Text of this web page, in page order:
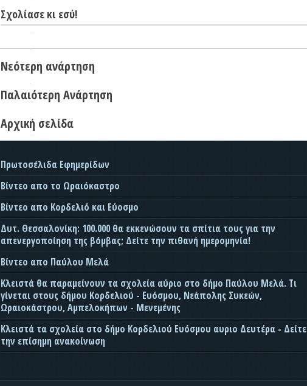
Σχολίασε κι εσύ!
Νεότερη ανάρτηση
Παλαιότερη Ανάρτηση
Αρχική σελίδα
Πρωτοσέλιδα Εφημερίδων
Βίντεο απο το Ωραιόκαστρο
Βίντεο απο Κορδελιό και Εύοσμο
Δυτ. Θεσσαλονίκη: 100.000 θα εκκενώσουν τα σπίτια τους για την
απενεργοποίηση της βόμβας; Δείτε την πιθανή ημερομηνία!
Βίντεο απο Παύλου Μελά
Κλειστά θα παραμείνουν τα σχολεία αύριο στο δήμο Παύλου Μελά. Τι
γίνεται στους δήμου Κορδελιού - Ευόσμου, Νεάπολης Συκεών,
Ωραιοκάστρου, Αμπελοκήπων - Μενεμένης
Κλειστά τα σχολεία στο δήμο Κορδελιού Ευόσμου αυριο Δευτέρα - Δείτε
την επίσημη ανακοίνωση